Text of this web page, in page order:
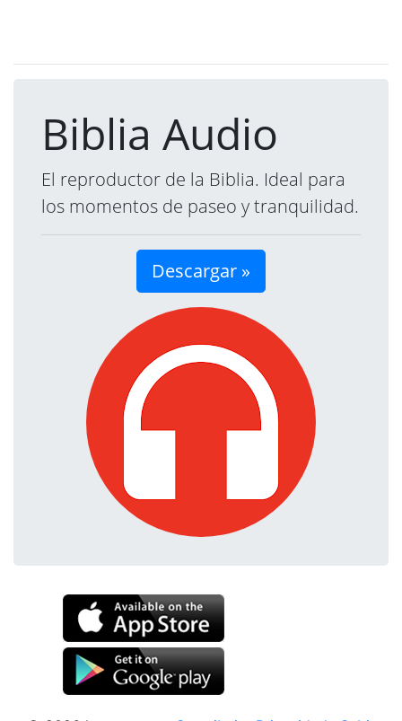
Biblia Audio
El reproductor de la Biblia. Ideal para
los momentos de paseo y tranquilidad.
Descargar »